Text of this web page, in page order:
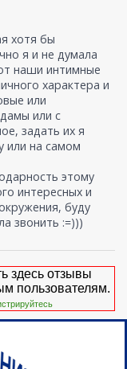
хотя бы
я и не думала
наши интимные
характера и
или
или с
задать их я
или на самом
этому
интересных и
буду
звонить :=)))
здесь отзывы
пользователям.